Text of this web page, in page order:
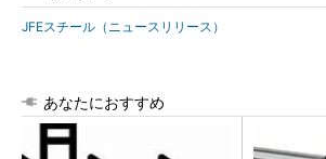
JFEスチール（ニュースリリース）
あなたにおすすめ